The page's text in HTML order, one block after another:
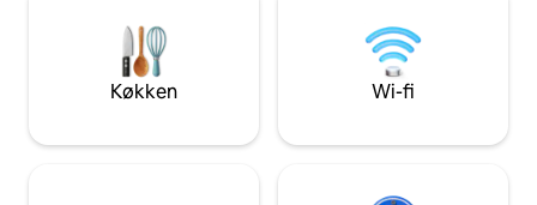
der er godt beliggende og omgivet af
serviceydelser
Køkken Wi-fi